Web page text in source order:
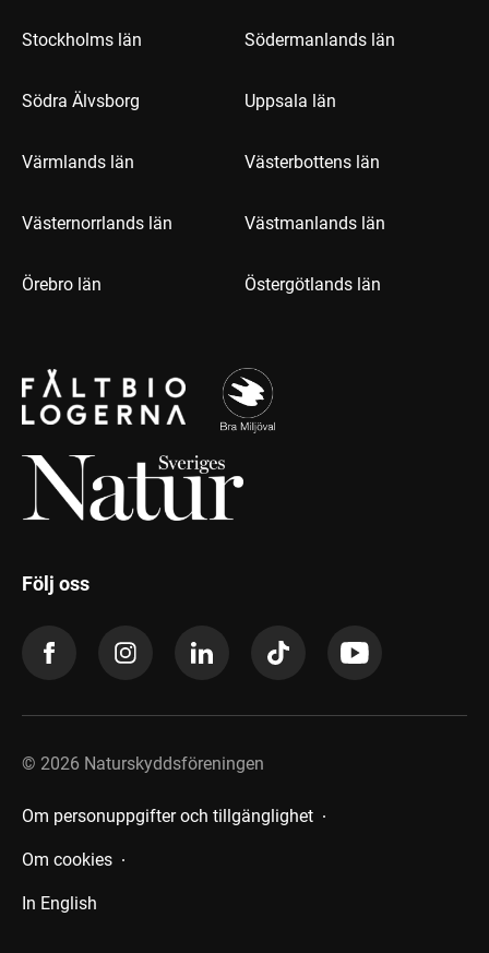
Stockholms län Södermanlands län
Södra Älvsborg Uppsala län
Värmlands län Västerbottens län
Västernorrlands län Västmanlands län
Örebro län Östergötlands län
Följ oss
© 2026 Naturskyddsföreningen
Om personuppgifter och tillgänglighet
Om cookies
In English